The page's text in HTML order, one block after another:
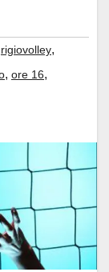
,
, ore 16,